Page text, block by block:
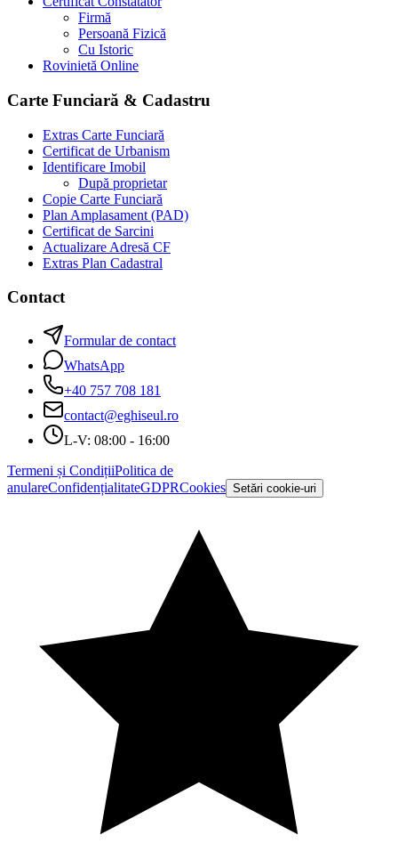
Firmă
Persoană Fizică
Cu Istoric
Rovinietă Online
Carte Funciară & Cadastru
Extras Carte Funciară
Certificat de Urbanism
Identificare Imobil
După proprietar
Copie Carte Funciară
Plan Amplasament (PAD)
Certificat de Sarcini
Actualizare Adresă CF
Extras Plan Cadastral
Contact
Formular de contact
WhatsApp
+40 757 708 181
contact@eghiseul.ro
L-V: 08:00 - 16:00
Termeni și CondițiiPolitica de
anulareConfidențialitateGDPRCookies Setări cookie-uri